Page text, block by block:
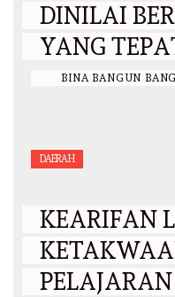
DINILAI
YANG
BINA BANGUN
DAERAH
KEARIFAN